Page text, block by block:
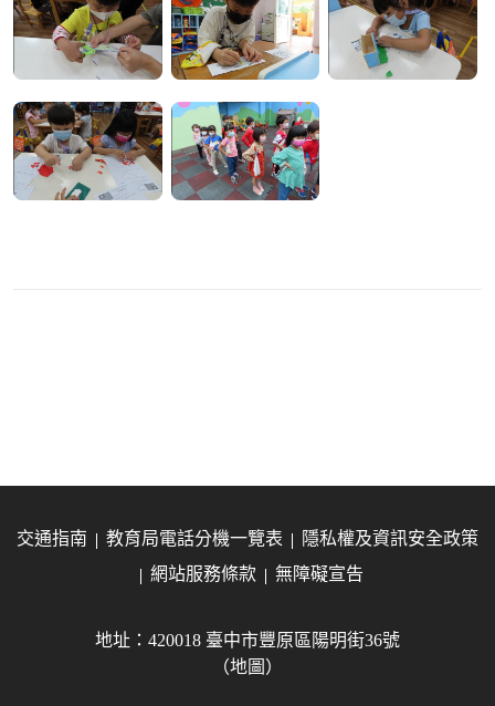
交通指南 教育局電話分機一覽表
隱私權及資訊安全政策
網站服務條款
無障礙宣告
地址：420018 臺中市豐原區陽明街36號
（地圖）